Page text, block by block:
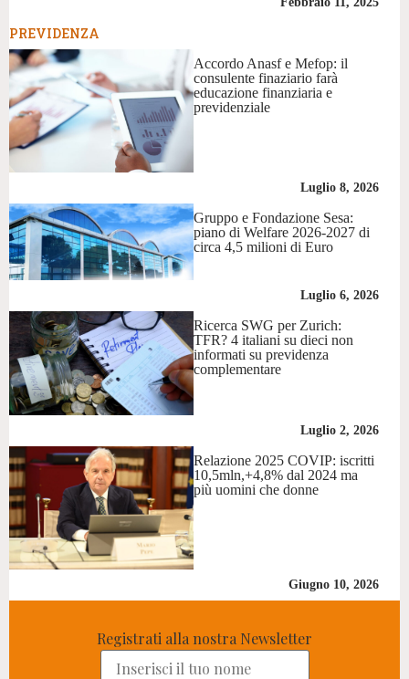
PREVIDENZA
Accordo Anasf e Mefop: il
consulente finaziario farà
educazione finanziaria e
previdenziale
Luglio 8, 2026
Gruppo e Fondazione Sesa:
piano di Welfare 2026-2027 di
circa 4,5 milioni di Euro
Luglio 6, 2026
Ricerca SWG per Zurich:
TFR? 4 italiani su dieci non
informati su previdenza
complementare
Luglio 2, 2026
Relazione 2025 COVIP: iscritti
10,5mln,+4,8% dal 2024 ma
più uomini che donne
Giugno 10, 2026
Registrati alla nostra Newsletter